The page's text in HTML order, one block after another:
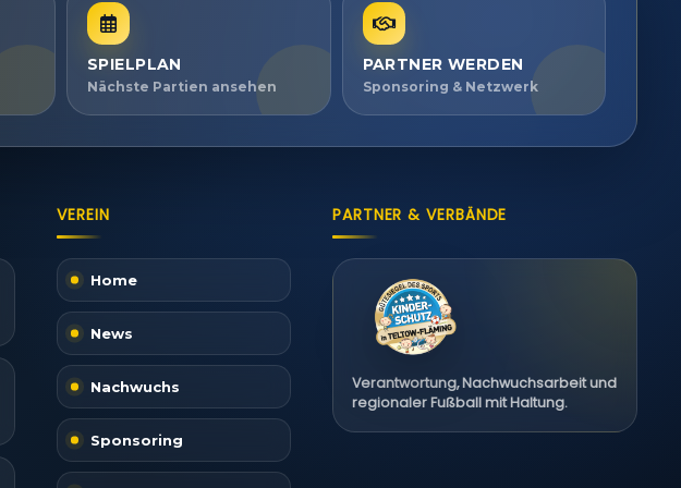
SPIELPLAN
Nächste Partien ansehen
PARTNER WERDEN
Sponsoring & Netzwerk
VEREIN
Home
News
Nachwuchs
Sponsoring
PARTNER & VERBÄNDE
Verantwortung, Nachwuchsarbeit und
regionaler Fußball mit Haltung.